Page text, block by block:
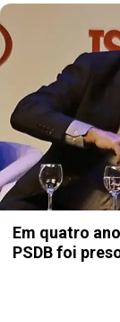
Em quatro
PSDB foi